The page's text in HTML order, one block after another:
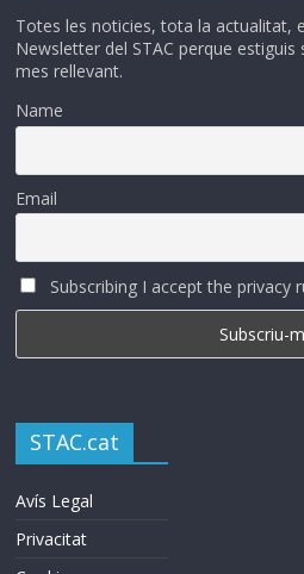
Totes les noticies, tota la actualitat,
Newsletter del STAC perque
mes rellevant.
Name
Email
Subscribing I accept the privacy
STAC.cat
Avís Legal
Privacitat